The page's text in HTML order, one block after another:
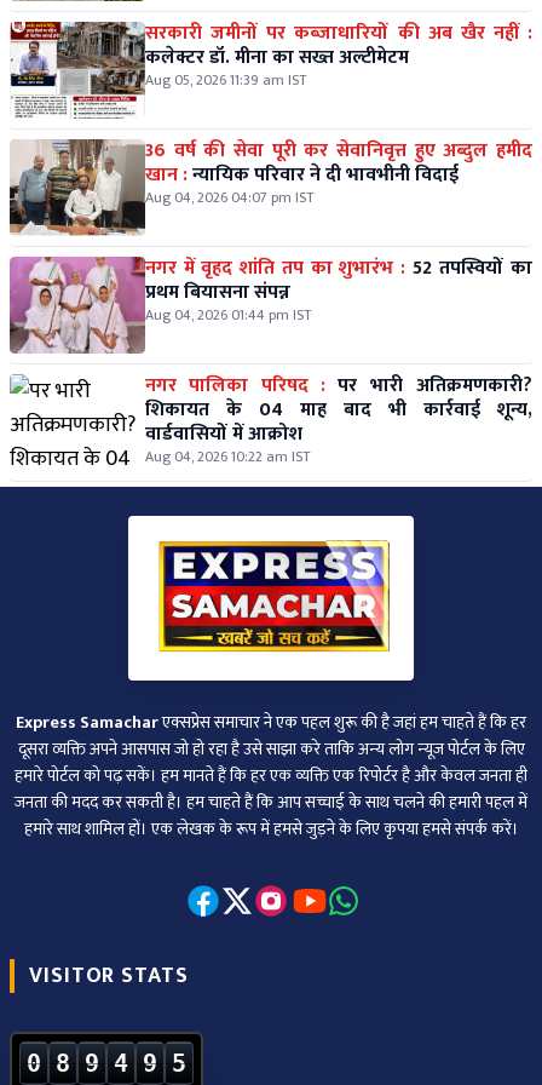
सरकारी जमीनों पर कब्जाधारियों की अब खैर नहीं :
कलेक्टर डॉ. मीना का सख्त अल्टीमेटम
Aug 05, 2026 11:39 am IST
36 वर्ष की सेवा पूरी कर सेवानिवृत्त हुए अब्दुल हमीद
खान :न्यायिक परिवार ने दी भावभीनी विदाई
Aug 04, 2026 04:07 pm IST
नगर में वृहद शांति तप का शुभारंभ : 52 तपस्वियों का
प्रथम बियासना संपन्न
Aug 04, 2026 01:44 pm IST
नगर पालिका परिषद : पर भारी अतिक्रमणकारी?
शिकायत के 04 माह बाद भी कार्रवाई शून्य,
वार्डवासियों में आक्रोश
Aug 04, 2026 10:22 am IST
Express Samacharएक्सप्रेस समाचार ने एक पहल शुरू की है जहां हम चाहते हैं कि हर
दूसरा व्‍यक्ति अपने आसपास जो हो रहा है उसे साझा करे ताकि अन्‍य लोग न्‍यूज पोर्टल के लिए
हमारे पोर्टल को पढ़ सकें। हम मानते हैं कि हर एक व्यक्ति एक रिपोर्टर है और केवल जनता ही
जनता की मदद कर सकती है। हम चाहते हैं कि आप सच्चाई के साथ चलने की हमारी पहल में
हमारे साथ शामिल हों। एक लेखक के रूप में हमसे जुड़ने के लिए कृपया हमसे संपर्क करें।
VISITOR STATS
0 8 9 4 9 5